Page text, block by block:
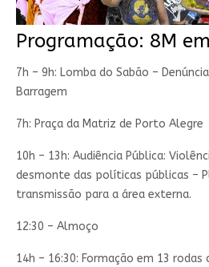
Programação: 8M
7h – 9h: Lomba do Sabão –
Barragem
7h: Praça da Matriz de Porto Alegre
10h – 13h: Audiência Pública:
desmonte das políticas públicas –
transmissão para a área externa.
12:30 – Almoço
14h – 16:30: Formação em 13 rodas